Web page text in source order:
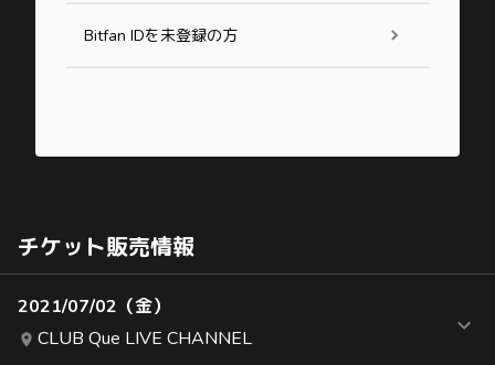
Bitfan IDを未登録の方
チケット販売情報
2021/07/02（金）
CLUB Que LIVE CHANNEL